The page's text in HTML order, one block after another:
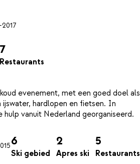
7
Restaurants
evenement, met een goed doel als
hardlopen en fietsen. In
6
Ski gebied
2
Apres ski
5
Restaurants